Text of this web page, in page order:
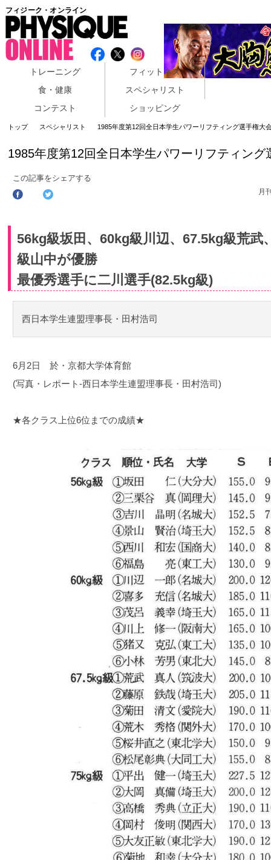
フィジーク・オンライン
トレーニング
フィットネス
食・健康
スペシャリスト
コンテスト
ショッピング
トップ スペシャリスト 1985年度第12回全日本学生パワーリフティング選手権大
1985年度第12回全日本学生パワーリフティング
この記事をシェアする
月
56kg級坂田、60kg級川辺、67.5kg級荒武
級山中が優勝
最優秀選手に二川選手(82.5kg級)
西日本学生連盟理事長・田村浩司
6月2日 於・京都大学体育館
(写真・レポート-西日本学生連盟理事長・田村浩司)
★各クラス上位6位までの成績★